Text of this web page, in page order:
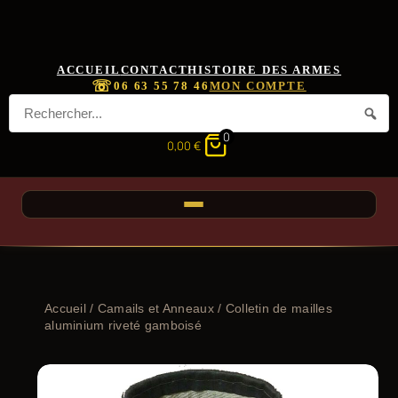
ACCUEIL CONTACTHISTOIRE DES ARMES
☏06 63 55 78 46 MON COMPTE
0,00 €
0
Accueil/ Camails et Anneaux/ Colletin de mailles
aluminium riveté gamboisé